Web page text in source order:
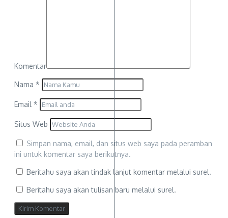
Komentar
Nama *
Email *
Situs Web
Simpan nama, email, dan situs web saya pada peramban
ini untuk komentar saya berikutnya.
Beritahu saya akan tindak lanjut komentar melalui surel.
Beritahu saya akan tulisan baru melalui surel.